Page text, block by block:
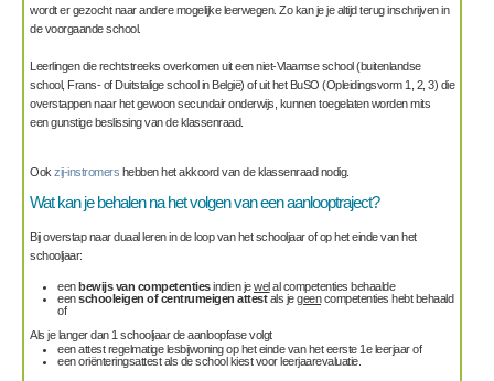
wordt er gezocht naar andere mogelijke leerwegen. Zo kan je je altijd terug inschrijven in
de voorgaande school.
Leerlingen die rechtstreeks overkomen uit een niet-Vlaamse school (buitenlandse
school, Frans- of Duitstalige school in België) of uit het BuSO (Opleidingsvorm 1, 2, 3) die
overstappen naar het gewoon secundair onderwijs, kunnen toegelaten worden mits
een gunstige beslissing van de klassenraad.
Ookzij-instromers hebben het akkoord van de klassenraad nodig.
Wat kan je behalen na het volgen van een aanlooptraject?
Bij overstap naar duaal leren in de loop van het schooljaar of op het einde van het
schooljaar:
eenbewijs van competentiesindien jewelal competenties behaalde
eenschooleigen of centrumeigen attestals jegeencompetenties hebt behaald
of
Als je langer dan 1 schooljaar de aanloopfase volgt
een attest regelmatige lesbijwoning op het einde van het eerste 1e leerjaar of
een oriënteringsattest als de school kiest voor leerjaarevaluatie.